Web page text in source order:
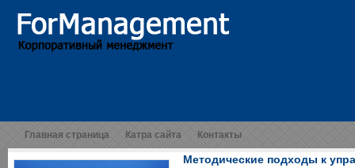
Главная страница Катра сайта Контакты
Методические подходы к